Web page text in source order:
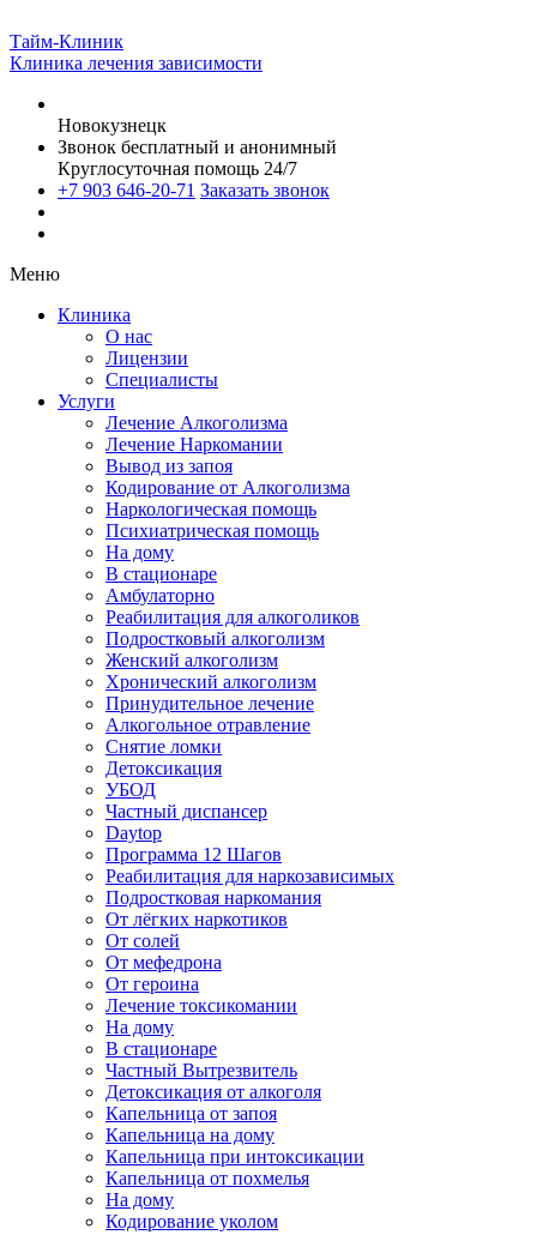
Тайм-Клиник
Клиника лечения зависимости
Новокузнецк
Звонок бесплатный и анонимный
Круглосуточная помощь 24/7
+7 903 646-20-71 Заказать звонок
Меню
Клиника
О нас
Лицензии
Специалисты
Услуги
Лечение Алкоголизма
Лечение Наркомании
Вывод из запоя
Кодирование от Алкоголизма
Наркологическая помощь
Психиатрическая помощь
На дому
В стационаре
Амбулаторно
Реабилитация для алкоголиков
Подростковый алкоголизм
Женский алкоголизм
Хронический алкоголизм
Принудительное лечение
Алкогольное отравление
Снятие ломки
Детоксикация
УБОД
Частный диспансер
Daytop
Программа 12 Шагов
Реабилитация для наркозависимых
Подростковая наркомания
От лёгких наркотиков
От солей
От мефедрона
От героина
Лечение токсикомании
На дому
В стационаре
Частный Вытрезвитель
Детоксикация от алкоголя
Капельница от запоя
Капельница на дому
Капельница при интоксикации
Капельница от похмелья
На дому
Кодирование уколом